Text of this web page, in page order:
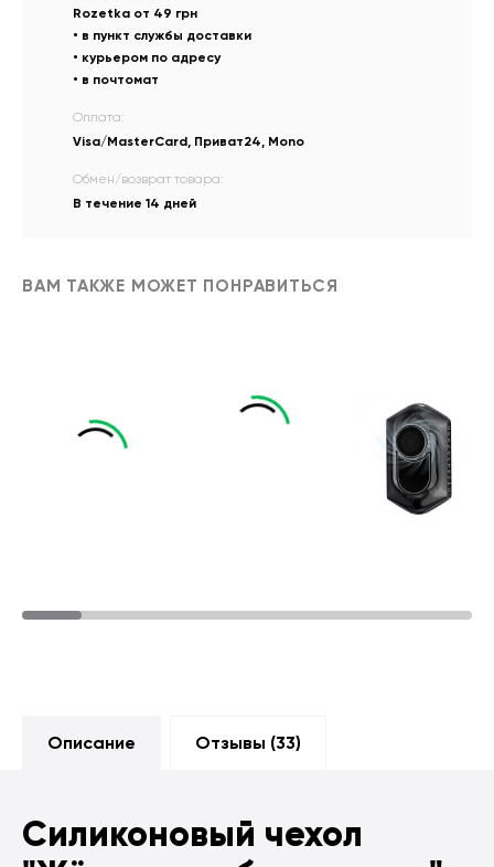
Rozetka от 49 грн
• в пункт службы доставки
• курьером по адресу
• в почтомат
Оплата:
Visa/MasterCard, Приват24, Mono
Обмен/возврат товара:
В течение 14 дней
ВАМ ТАКЖЕ МОЖЕТ ПОНРАВИТЬСЯ
Описание Отзывы (33)
Силиконовый чехол